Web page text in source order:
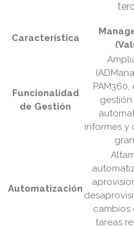
Característica
Funcionalidad
de Gestión
gestión
informes y
Automatización
cambios
tareas